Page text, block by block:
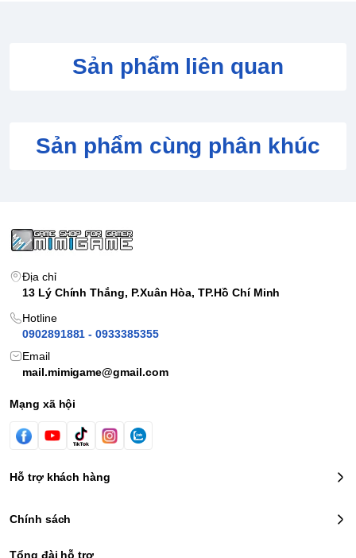
Sản phẩm liên quan
Sản phẩm cùng phân khúc
Địa chỉ
13 Lý Chính Thắng, P.Xuân Hòa, TP.Hồ Chí Minh
Hotline
0902891881 - 0933385355
Email
mail.mimigame@gmail.com
Mạng xã hội
Hỗ trợ khách hàng
Chính sách
Tổng đài hỗ trợ